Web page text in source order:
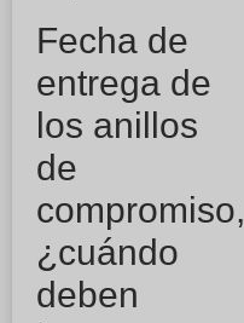
Fecha de
entrega de
los anillos
de
compromiso,
¿cuándo
deben